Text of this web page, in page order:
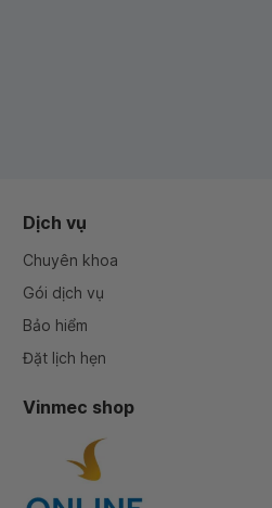
Dịch vụ
Chuyên khoa
Gói dịch vụ
Bảo hiểm
Đặt lịch hẹn
Vinmec shop